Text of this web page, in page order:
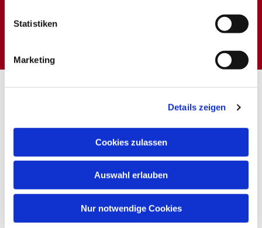
Statistiken
Marketing
Details zeigen
Cookies zulassen
Auswahl erlauben
Nur notwendige Cookies